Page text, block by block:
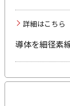
詳細はこちら
導体を細径素